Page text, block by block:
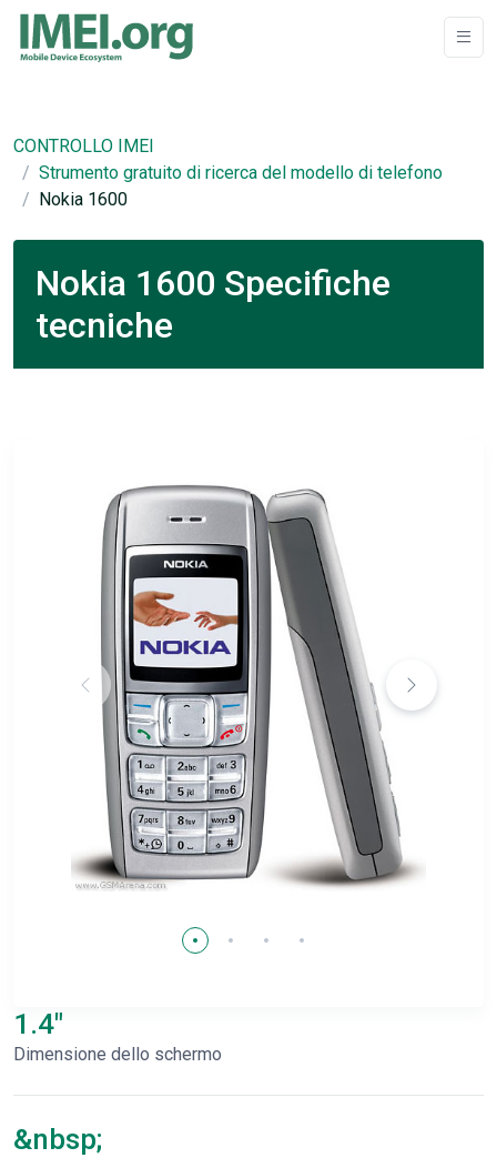
CONTROLLO IMEI
Strumento gratuito di ricerca del modello di telefono
Nokia 1600
Nokia 1600 Specifiche
tecniche
1.4"
Dimensione dello schermo
&nbsp;